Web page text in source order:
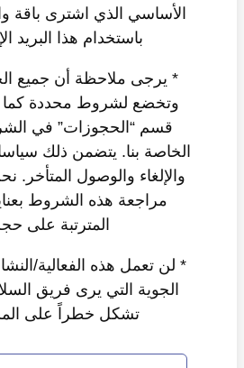
الأساسي الذي اشترى باقة
باستخدام هذا البريد
* يرجى ملاحظة أن جميع
وتخضع لشروط محددة
قسم “الحجوزات” في
الخاصة بنا. يتضمن ذلك
والإلغاء والوصول
مراجعة هذه الشروط
المترتبة على
* لن تعمل هذه الفعالية/
الجوية التي يرى فريق
تشكل خطراً على